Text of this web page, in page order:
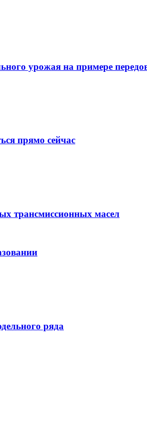
урожая на примере
прямо сейчас
трансмиссионных масел
ряда